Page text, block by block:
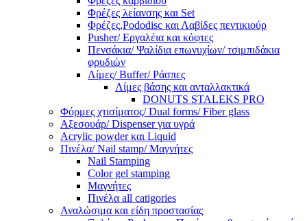
Φρέζες λείανσης και Set
Φρέζες,Pododisc και Λαβίδες πεντικιούρ
Pusher/ Εργαλέια και κόφτες
Πενσάκια/ Ψαλίδια επωνυχίων/ τσιμπιδάκια
φρυδιών
Λίμες/ Buffer/ Ράσπες
Λίμες βάσης και ανταλλακτικά
DONUTS STALEKS PRO
Φόρμες χτισίματος/ Dual forms/ Fiber glass
Αξεσουάρ/ Dispenser για υγρά
Acrylic powder και Liquid
Πινέλα/ Nail stamp/ Μαγνήτες
Nail Stamping
Color gel stamping
Μαγνήτες
Πινέλα all catigories
Αναλώσιμα και είδη προστασίας